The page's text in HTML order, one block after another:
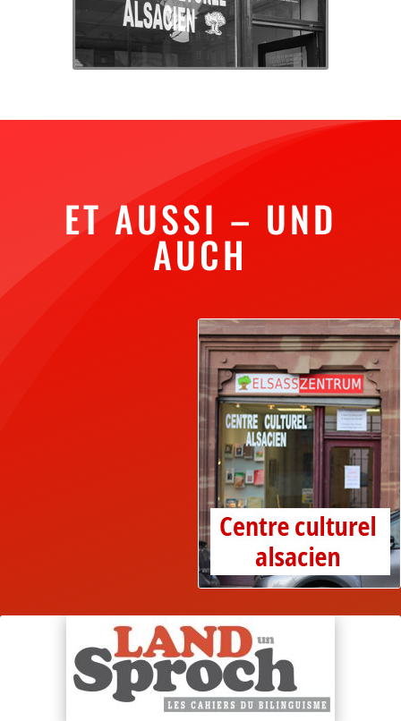
ET AUSSI – UND
AUCH